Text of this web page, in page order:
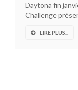
Daytona fin
Challenge
LIRE PLUS...